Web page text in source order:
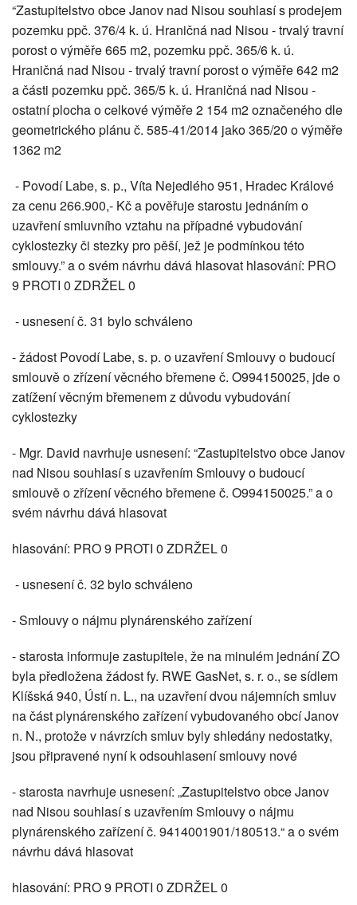
“Zastupitelstvo obce Janov nad Nisou souhlasí s prodejem
pozemku ppč. 376/4 k. ú. Hraničná nad Nisou - trvalý travní
porost o výměře 665 m2, pozemku ppč. 365/6 k. ú.
Hraničná nad Nisou - trvalý travní porost o výměře 642 m2
a části pozemku ppč. 365/5 k. ú. Hraničná nad Nisou -
ostatní plocha o celkové výměře 2 154 m2 označeného dle
geometrického plánu č. 585-41/2014 jako 365/20 o výměře
1362 m2
- Povodí Labe, s. p., Víta Nejedlého 951, Hradec Králové
za cenu 266.900,- Kč a pověřuje starostu jednáním o
uzavření smluvního vztahu na případné vybudování
cyklostezky či stezky pro pěší, jež je podmínkou této
smlouvy.” a o svém návrhu dává hlasovat hlasování: PRO
9 PROTI 0 ZDRŽEL 0
- usnesení č. 31 bylo schváleno
- žádost Povodí Labe, s. p. o uzavření Smlouvy o budoucí
smlouvě o zřízení věcného břemene č. O994150025, jde o
zatížení věcným břemenem z důvodu vybudování
cyklostezky
- Mgr. David navrhuje usnesení: “Zastupitelstvo obce Janov
nad Nisou souhlasí s uzavřením Smlouvy o budoucí
smlouvě o zřízení věcného břemene č. O994150025.” a o
svém návrhu dává hlasovat
hlasování: PRO 9 PROTI 0 ZDRŽEL 0
- usnesení č. 32 bylo schváleno
- Smlouvy o nájmu plynárenského zařízení
- starosta informuje zastupitele, že na minulém jednání ZO
byla předložena žádost fy. RWE GasNet, s. r. o., se sídlem
Klíšská 940, Ústí n. L., na uzavření dvou nájemních smluv
na část plynárenského zařízení vybudovaného obcí Janov
n. N., protože v návrzích smluv byly shledány nedostatky,
jsou připravené nyní k odsouhlasení smlouvy nové
- starosta navrhuje usnesení: „Zastupitelstvo obce Janov
nad Nisou souhlasí s uzavřením Smlouvy o nájmu
plynárenského zařízení č. 9414001901/180513.“ a o svém
návrhu dává hlasovat
hlasování: PRO 9 PROTI 0 ZDRŽEL 0